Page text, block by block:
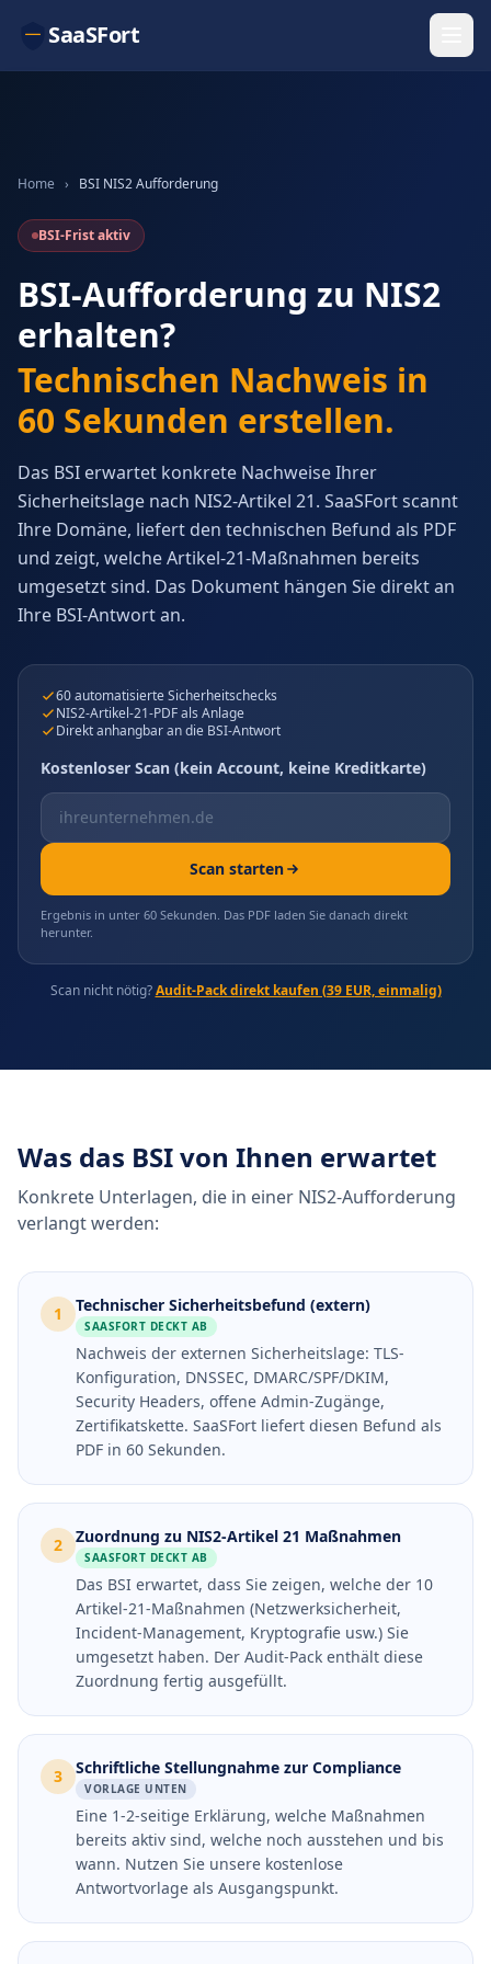
SaaSFort
Home › BSI NIS2 Aufforderung
BSI-Frist aktiv
BSI-Aufforderung zu NIS2
erhalten?
Technischen Nachweis in
60 Sekunden erstellen.
Das BSI erwartet konkrete Nachweise Ihrer
Sicherheitslage nach NIS2-Artikel 21. SaaSFort scannt
Ihre Domäne, liefert den technischen Befund als PDF
und zeigt, welche Artikel-21-Maßnahmen bereits
umgesetzt sind. Das Dokument hängen Sie direkt an
Ihre BSI-Antwort an.
60 automatisierte Sicherheitschecks
NIS2-Artikel-21-PDF als Anlage
Direkt anhangbar an die BSI-Antwort
Kostenloser Scan (kein Account, keine Kreditkarte)
Scan starten
Ergebnis in unter 60 Sekunden. Das PDF laden Sie danach direkt
herunter.
Scan nicht nötig?Audit-Pack direkt kaufen (39 EUR, einmalig)
Was das BSI von Ihnen erwartet
Konkrete Unterlagen, die in einer NIS2-Aufforderung
verlangt werden:
1 Technischer Sicherheitsbefund (extern)
SAASFORT DECKT AB
Nachweis der externen Sicherheitslage: TLS-
Konfiguration, DNSSEC, DMARC/SPF/DKIM,
Security Headers, offene Admin-Zugänge,
Zertifikatskette. SaaSFort liefert diesen Befund als
PDF in 60 Sekunden.
2 Zuordnung zu NIS2-Artikel 21 Maßnahmen
SAASFORT DECKT AB
Das BSI erwartet, dass Sie zeigen, welche der 10
Artikel-21-Maßnahmen (Netzwerksicherheit,
Incident-Management, Kryptografie usw.) Sie
umgesetzt haben. Der Audit-Pack enthält diese
Zuordnung fertig ausgefüllt.
3 Schriftliche Stellungnahme zur Compliance
VORLAGE UNTEN
Eine 1-2-seitige Erklärung, welche Maßnahmen
bereits aktiv sind, welche noch ausstehen und bis
wann. Nutzen Sie unsere kostenlose
Antwortvorlage als Ausgangspunkt.